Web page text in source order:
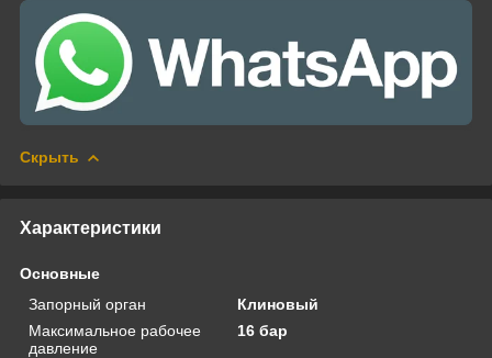
Скрыть
Характеристики
Основные
Запорный орган
Клиновый
Максимальное рабочее
давление
16 бар